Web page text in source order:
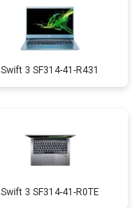
Swift 3 SF314-41-R431
Swift 3 SF314-41-R0TE